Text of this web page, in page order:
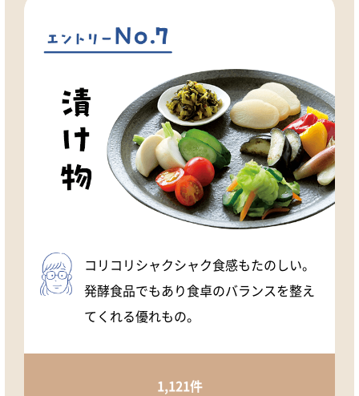
コリコリシャクシャク食感もたのしい。
発酵食品でもあり食卓のバランスを整え
てくれる優れもの。
1,121件